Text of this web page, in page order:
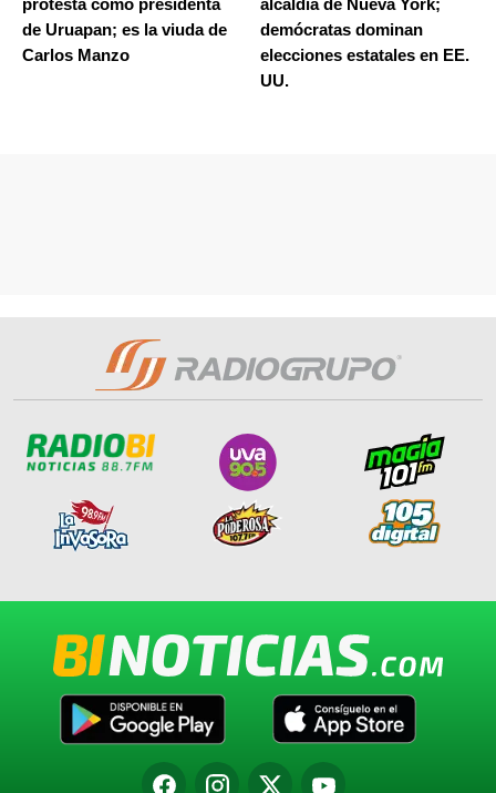
protesta como presidenta
de Uruapan; es la viuda de
Carlos Manzo
alcaldía de Nueva York;
demócratas dominan
elecciones estatales en EE.
UU.